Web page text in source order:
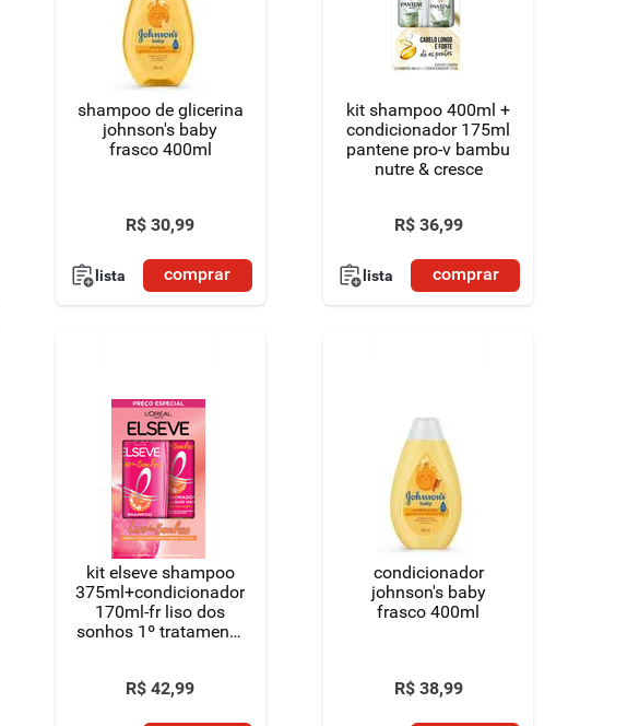
shampoo de glicerina
johnson's baby
frasco 400ml
R$ 30,99
lista comprar
kit shampoo 400ml +
condicionador 175ml
pantene pro-v bambu
nutre & cresce
R$ 36,99
lista comprar
kit elseve shampoo
375ml+condicionador
170ml-fr liso dos
sonhos 1º tratamento
R$ 42,99
condicionador
johnson's baby
frasco 400ml
R$ 38,99